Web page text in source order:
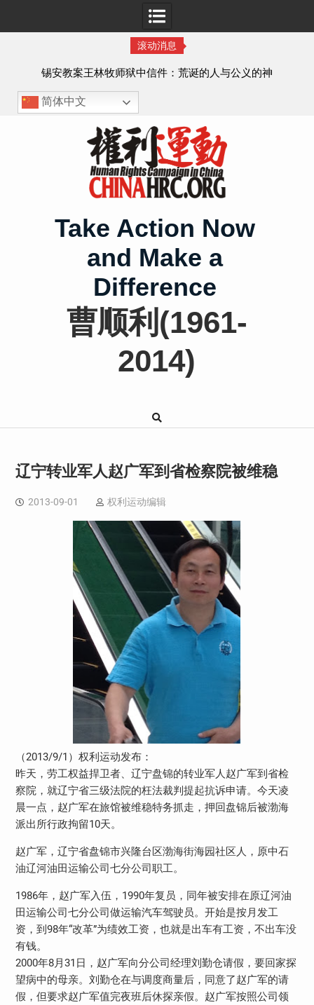
滚动消息
锡安教案王林牧师狱中信件：荒诞的人与公义的神
简体中文
Take Action Now
and Make a
Difference
曹顺利(1961-
2014)
辽宁转业军人赵广军到省检察院被维稳
2013-09-01 权利运动编辑
（2013/9/1）权利运动发布：
昨天，劳工权益捍卫者、辽宁盘锦的转业军人赵广军到省检
察院，就辽宁省三级法院的枉法裁判提起抗诉申请。今天凌
晨一点，赵广军在旅馆被维稳特务抓走，押回盘锦后被渤海
派出所行政拘留10天。
赵广军，辽宁省盘锦市兴隆台区渤海街海园社区人，原中石
油辽河油田运输公司七分公司职工。
1986年，赵广军入伍，1990年复员，同年被安排在原辽河油
田运输公司七分公司做运输汽车驾驶员。开始是按月发工
资，到98年“改革”为绩效工资，也就是出车有工资，不出车没
有钱。
2000年8月31日，赵广军向分公司经理刘勤仓请假，要回家探
望病中的母亲。刘勤仓在与调度商量后，同意了赵广军的请
假，但要求赵广军值完夜班后休探亲假。赵广军按照公司领